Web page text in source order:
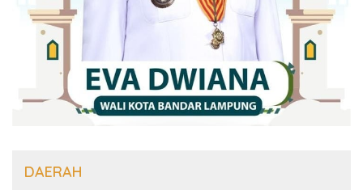
DAERAH